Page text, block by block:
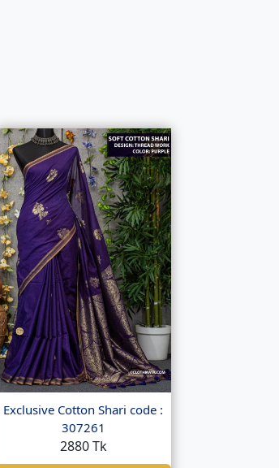
Exclusive Cotton Shari code :
307261
2880 Tk